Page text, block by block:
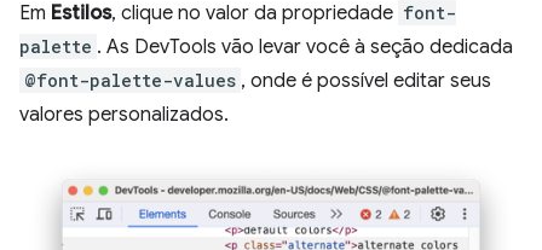
Em Estilos, clique no valor da propriedade font-
palette . As DevTools vão levar você à seção dedicada
@font-palette-values , onde é possível editar seus
valores personalizados.